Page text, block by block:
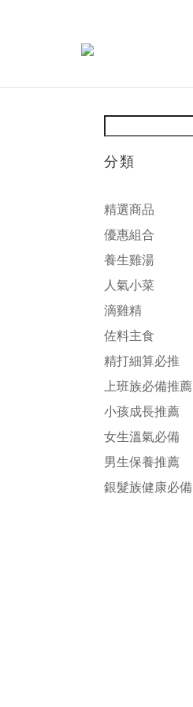
分類
精選商品
優惠組合
養生雞湯
人氣小菜
滴雞精
佐料主食
精打細算必推
上班族必備推薦
小孩成長推薦
女生溫氣必備
男生保養推薦
銀髮族健康必備